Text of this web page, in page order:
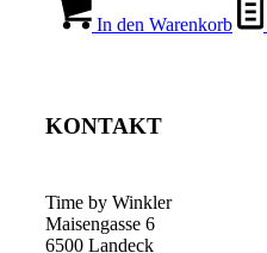
In den Warenkorb
KONTAKT
Time by Winkler
Maisengasse 6
6500 Landeck